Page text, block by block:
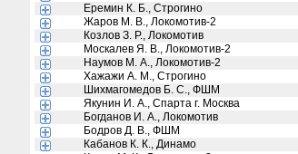
Еремин К. Б., Строгино
Жаров М. В., Локомотив-2
Козлов З. Р., Локомотив
Москалев Я. В., Локомотив-2
Наумов М. А., Локомотив-2
Хажажи А. М., Строгино
Шихмагомедов Б. С., ФШМ
Якунин И. А., Спарта г. Москва
Богданов И. А., Локомотив
Бодров Д. В., ФШМ
Кабанов К. К., Динамо